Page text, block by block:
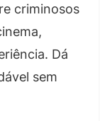
criminosos
Dá
sem